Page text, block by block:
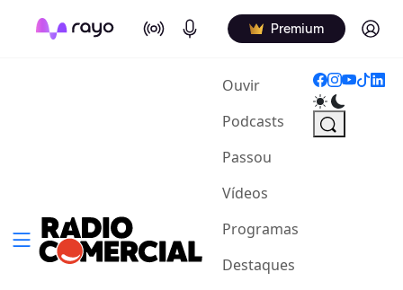
On Air Podcasts Premium Log in
Ouvir(current)
Podcasts
Passou
Vídeos
Programas
Destaques